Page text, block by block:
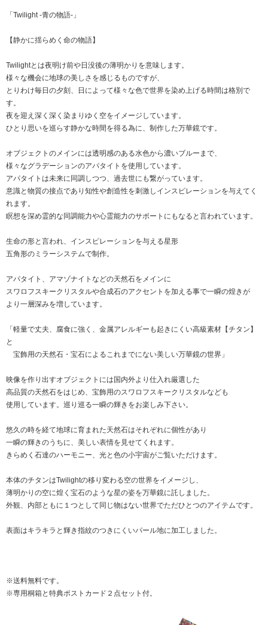
「Twilight -青の物語-」
【静かに揺らめく命の物語】
Twilightとは夜明け前や日没後の薄明かりを意味します。
様々な機会に地球の美しさを感じるものですが、
とりわけ毎日の夕刻、日によって様々な色で世界を染め上げる時間は格別で
す。
夜を迎え深く深く染まりゆく空をイメージしています。
ひとり思いを巡らす静かな時間を得る為に、制作した万華鏡です。
オブジェクトのメインには透明感のある水色から濃いブルーまで、
様々なグラデーションのアパタイトを使用しています。
アパタイトは未来に同調しつつ、過去世にも繋がっています。
意識と物質の接点であり知性や創造性を刺激しインスピレーションを与えてく
れます。
瞑想を深め霊的な同調能力や心霊能力のサポートにもなると言われています。
生命の形と言われ、インスピレーションを与える星形
五角形のミラーシステムで制作。
アパタイト、アマゾナイトなどの天然石をメインに
スワロフスキークリスタルや合成石のアクセントを加える事で一瞬の煌きが
より一層深みを増しています。
「軽量で丈夫、腐食に強く、金属アレルギーも起きにくい高級素材【チタン】
と
宝飾用の天然石・宝石によるこれまでにない美しい万華鏡の世界」
映像を作り出すオブジェクトには国内外より仕入れ厳選した
高品質の天然石をはじめ、宝飾用のスワロフスキークリスタルなども
使用しています。巡り巡る一瞬の輝きをお楽しみ下さい。
悠久の時を経て地球に育まれた天然石はそれぞれに個性があり
一瞬の輝きのうちに、美しい表情を見せてくれます。
きらめく石達のハーモニー、光と色の小宇宙がご覧いただけます。
本体のチタンはTwilightの移り変わる空の世界をイメージし、
薄明かりの空に煌く宝石のような星の姿を万華鏡に託しました。
外観、内部ともに１つとして同じ物はない世界でただひとつのアイテムです。
表面はキラキラと輝き指紋のつきにくいパール地に加工しました。
※送料無料です。
※専用桐箱と特典ポストカード２点セット付。